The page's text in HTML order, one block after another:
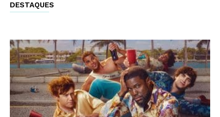
DESTAQUES